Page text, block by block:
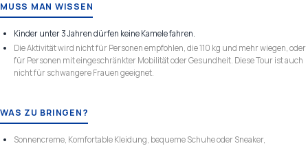
MUSS MAN WISSEN
Kinder unter 3 Jahren dürfen keine Kamele fahren.
Die Aktivität wird nicht für Personen empfohlen, die 110 kg und mehr wiegen, oder
für Personen mit eingeschränkter Mobilität oder Gesundheit. Diese Tour ist auch
nicht für schwangere Frauen geeignet.
WAS ZU BRINGEN?
Sonnencreme, Komfortable Kleidung, bequeme Schuhe oder Sneaker,